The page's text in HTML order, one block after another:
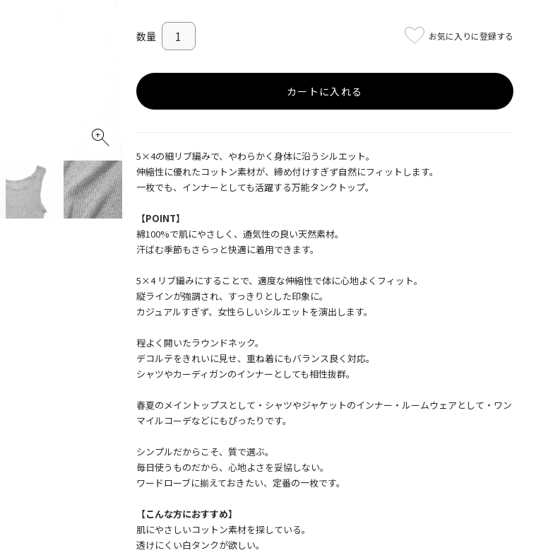
お気に入りに登録する
カートに入れる
5×4の細リブ編みで、やわらかく身体に沿うシルエット。
伸縮性に優れたコットン素材が、締め付けすぎず自然にフィットします。
一枚でも、インナーとしても活躍する万能タンクトップ。
【POINT】
綿100%で肌にやさしく、通気性の良い天然素材。
汗ばむ季節もさらっと快適に着用できます。
5×4 リブ編みにすることで、適度な伸縮性で体に心地よくフィット。
縦ラインが強調され、すっきりとした印象に。
カジュアルすぎず、女性らしいシルエットを演出します。
程よく開いたラウンドネック。
デコルテをきれいに見せ、重ね着にもバランス良く対応。
シャツやカーディガンのインナーとしても相性抜群。
春夏のメイントップスとして・シャツやジャケットのインナー・ルームウェアとして・ワン
マイルコーデなどにもぴったりです。
シンプルだからこそ、質で選ぶ。
毎日使うものだから、心地よさを妥協しない。
ワードローブに揃えておきたい、定番の一枚です。
【こんな方におすすめ】
肌にやさしいコットン素材を探している。
透けにくい白タンクが欲しい。